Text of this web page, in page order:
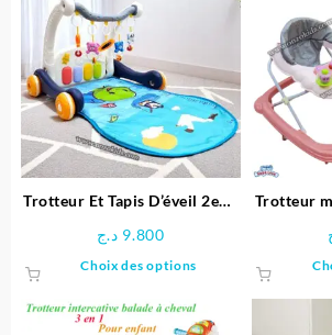
variations.
peuvent
être
choisies
sur
la
page
Trotteur Et Tapis D’éveil 2en1
9.800 د.ج
Choix des options
plusieurs
Trotteur